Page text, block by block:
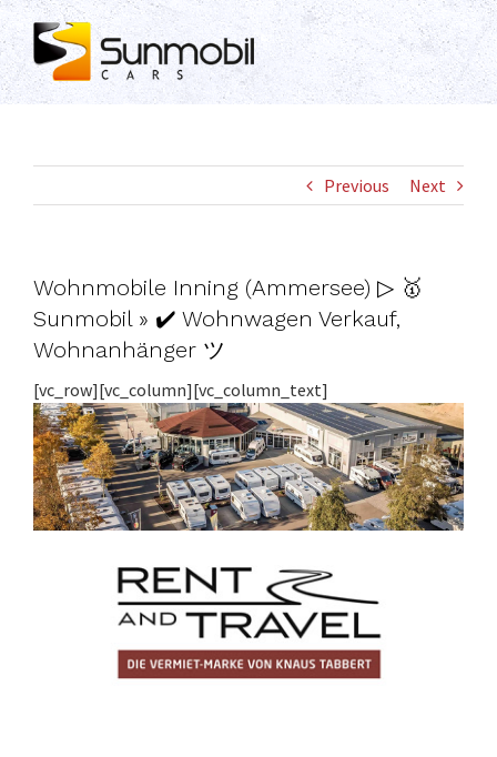
Skip
to
content
Previous Next
Wohnmobile Inning (Ammersee) ▷ 🥇
Sunmobil » ✔️ Wohnwagen Verkauf,
Wohnanhänger ツ
[vc_row][vc_column][vc_column_text]